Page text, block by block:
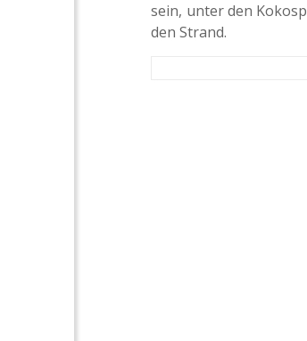
sein, unter den
den Strand.